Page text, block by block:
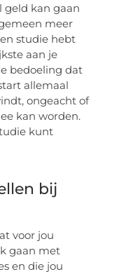
geld kan gaan
meer
studie hebt
aan je
bedoeling dat
allemaal
ongeacht of
kan worden.
kunt
bij
voor jou
gaan met
en die jou